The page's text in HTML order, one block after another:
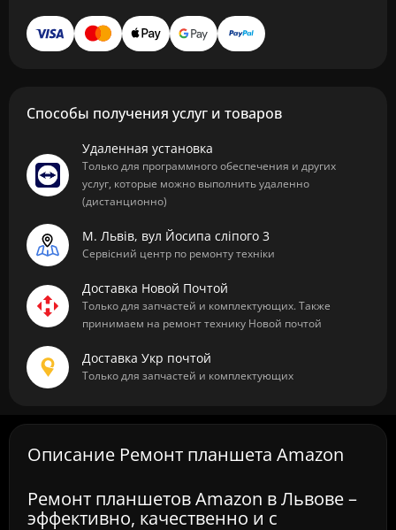
Способы получения услуг и товаров
Удаленная установка
Только для программного обеспечения и других
услуг, которые можно выполнить удаленно
(дистанционно)
М. Львів, вул Йосипа сліпого 3
Сервісний центр по ремонту техніки
Доставка Новой Почтой
Только для запчастей и комплектующих. Также
принимаем на ремонт технику Новой почтой
Доставка Укр почтой
Только для запчастей и комплектующих
Описание Ремонт планшета Amazon
Ремонт планшетов Amazon в Львове –
эффективно, качественно и с